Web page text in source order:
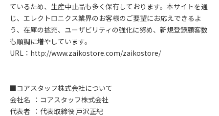
ているため、生産中止品も多く保有しております。本サイトを通
じ、エレクトロニクス業界のお客様のご要望にお応えできるよ
う、在庫の拡充、ユーザビリティの強化に努め、新規登録顧客数
も順調に増やしています。
URL：http://www.zaikostore.com/zaikostore/
■コアスタッフ株式会社について
会社名 ：コアスタッフ株式会社
代表者 ：代表取締役 戸沢正紀